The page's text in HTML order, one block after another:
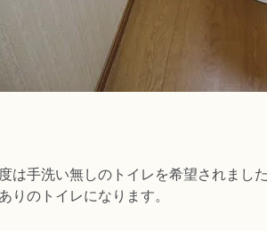
は手洗い無しのトイレを希望されまし
りのトイレになります。